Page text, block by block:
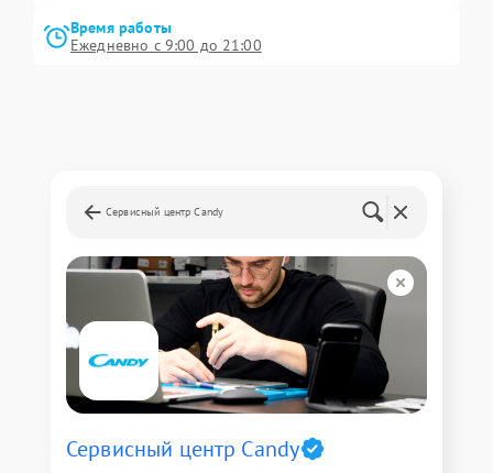
Время работы
Ежедневно с 9:00 до 21:00
Сервисный центр Candy
Сервисный центр Candy